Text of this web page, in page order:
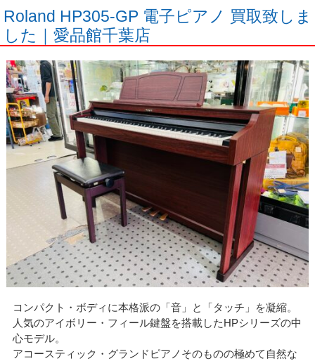
Roland HP305-GP 電子ピアノ 買取致しま
した｜愛品館千葉店
コンパクト・ボディに本格派の「音」と「タッチ」を凝縮。
人気のアイボリー・フィール鍵盤を搭載したHPシリーズの中
心モデル。
アコースティック・グランドピアノそのものの極めて自然な